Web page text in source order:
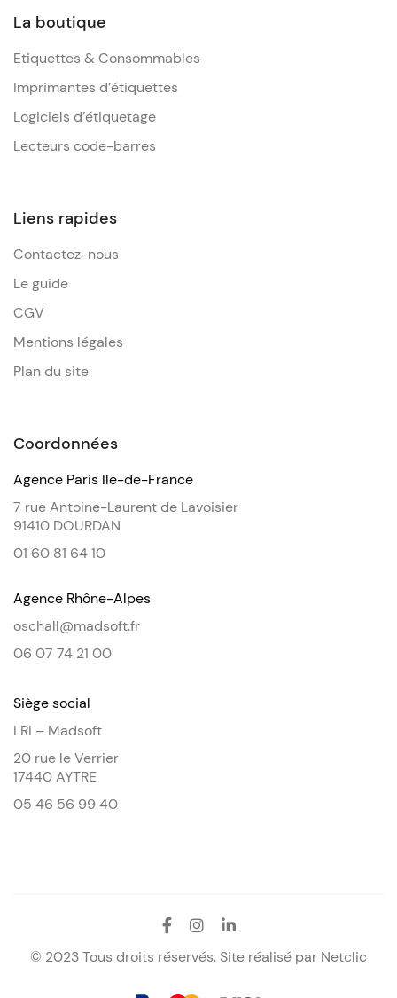
La boutique
Etiquettes & Consommables
Imprimantes d’étiquettes
Logiciels d’étiquetage
Lecteurs code-barres
Liens rapides
Contactez-nous
Le guide
CGV
Mentions légales
Plan du site
Coordonnées
Agence Paris Ile-de-France
7 rue Antoine-Laurent de Lavoisier
91410 DOURDAN
01 60 81 64 10
Agence Rhône-Alpes
oschall@madsoft.fr
06 07 74 21 00
Siège social
LRI – Madsoft
20 rue le Verrier
17440 AYTRE
05 46 56 99 40
© 2023 Tous droits réservés. Site réalisé par Netclic